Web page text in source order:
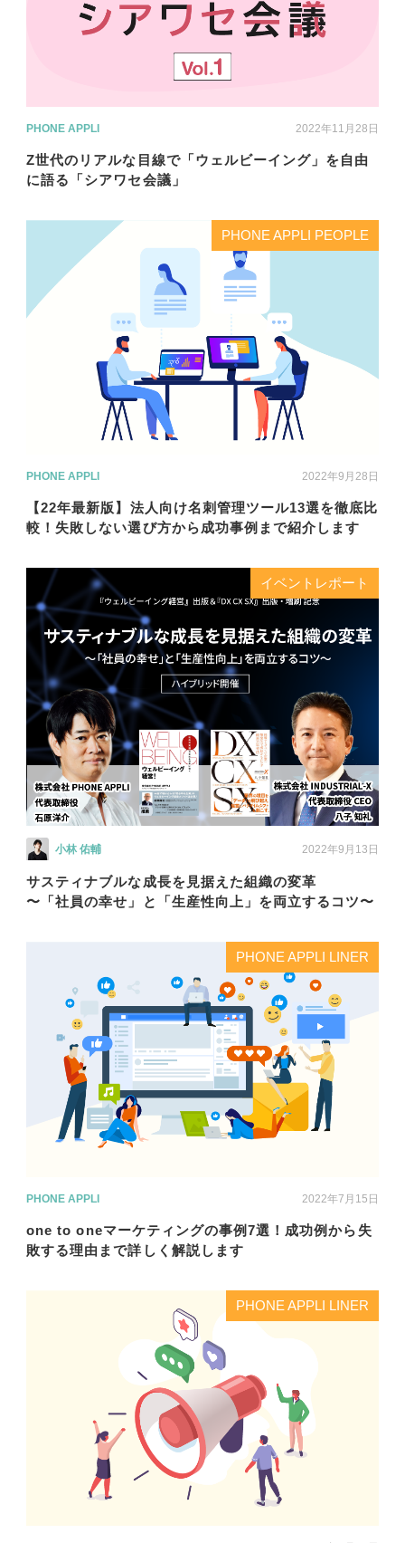
PHONE APPLI 2022年11月28日
Z世代のリアルな目線で「ウェルビーイング」を自由
に語る「シアワセ会議」
PHONE APPLI PEOPLE
PHONE APPLI 2022年9月28日
【22年最新版】法人向け名刺管理ツール13選を徹底比
較！失敗しない選び方から成功事例まで紹介します
イベントレポート
小林 佑輔 2022年9月13日
サスティナブルな成長を見据えた組織の変革
〜「社員の幸せ」と「生産性向上」を両立するコツ〜
PHONE APPLI LINER
PHONE APPLI 2022年7月15日
one to oneマーケティングの事例7選！成功例から失
敗する理由まで詳しく解説します
PHONE APPLI LINER